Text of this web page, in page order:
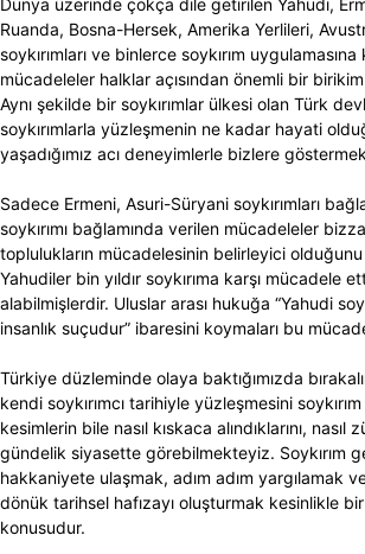
Dünya üzerinde çokça dile getirilen Yahudi,
Ruanda, Bosna-Hersek, Amerika Yerlileri,
soykırımları ve binlerce soykırım uygulamasına
mücadeleler halklar açısından önemli bir birikim
Aynı şekilde bir soykırımlar ülkesi olan Türk
soykırımlarla yüzleşmenin ne kadar hayati
yaşadığımız acı deneyimlerle bizlere
Sadece Ermeni, Asuri-Süryani soykırımları
soykırımı bağlamında verilen mücadeleler
toplulukların mücadelesinin belirleyici olduğunu
Yahudiler bin yıldır soykırıma karşı mücadele
alabilmişlerdir. Uluslar arası hukuğa “Yahudi
insanlık suçudur” ibaresini koymaları bu
Türkiye düzleminde olaya baktığımızda
kendi soykırımcı tarihiyle yüzleşmesini
kesimlerin bile nasıl kıskaca alındıklarını,
gündelik siyasette görebilmekteyiz. Soykırım
hakkaniyete ulaşmak, adım adım yargılamak
dönük tarihsel hafızayı oluşturmak kesinlikle
konusudur.